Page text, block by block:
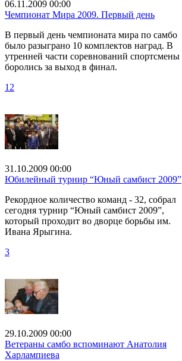
06.11.2009 00:00
Чемпионат Мира 2009. Первый день
В первый день чемпионата мира по самбо
было разыграно 10 комплектов наград. В
утренней части соревнований спортсмены
боролись за выход в финал.
12
31.10.2009 00:00
Юбилейный турнир “Юный самбист 2009”
Рекордное количество команд - 32, собрал
сегодня турнир “Юный самбист 2009”,
который проходит во дворце борьбы им.
Ивана Ярыгина.
3
29.10.2009 00:00
Ветераны самбо вспоминают Анатолия
Харлампиева